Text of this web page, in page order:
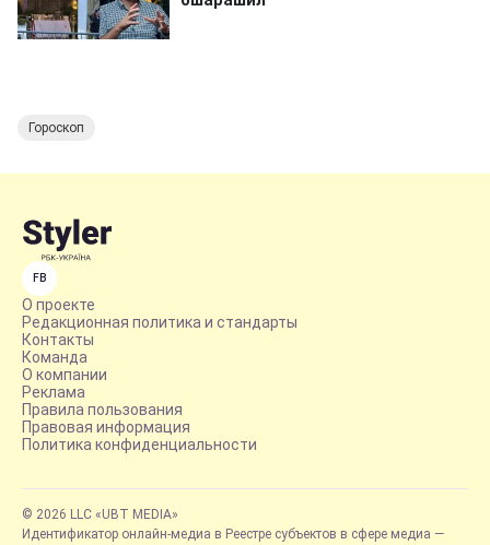
Гороскоп
FB
О проекте
Редакционная политика и стандарты
Контакты
Команда
О компании
Реклама
Правила пользования
Правовая информация
Политика конфиденциальности
© 2026 LLC «UBT MEDIA»
Идентификатор онлайн-медиа в Реестре субъектов в сфере медиа —